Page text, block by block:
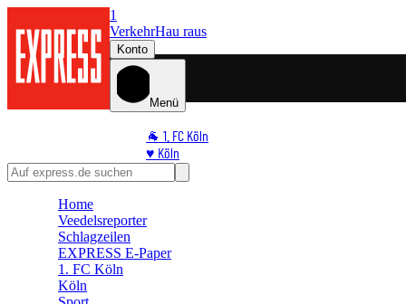
1
VerkehrHau raus
Konto
Menü
🐐 1. FC Köln
♥️ Köln
⭐ Promi
🛒 Shoppingwelt
Home
Veedelsreporter
Schlagzeilen
EXPRESS E-Paper
1. FC Köln
Köln